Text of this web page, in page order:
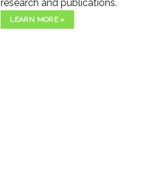
research and publications.
LEARN MORE »